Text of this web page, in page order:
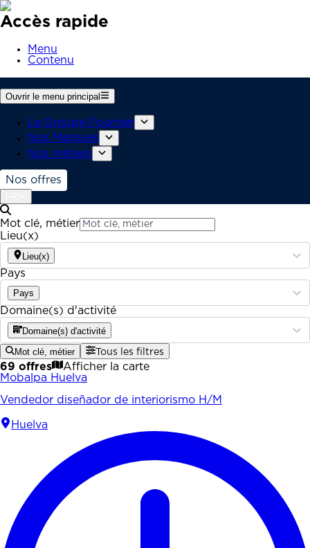
Accès rapide
Menu
Contenu
Ouvrir le menu principal
Le Groupe Fournier
Nos Marques
Nos métiers
Nos offres
Mot clé, métier
Lieu(x)
Lieu(x)
Pays
Pays
Domaine(s) d'activité
Domaine(s) d'activité
Mot clé, métier Tous les filtres
69 offres
Afficher la carte
Mobalpa Huelva
Vendedor diseñador de interiorismo H/M
Huelva